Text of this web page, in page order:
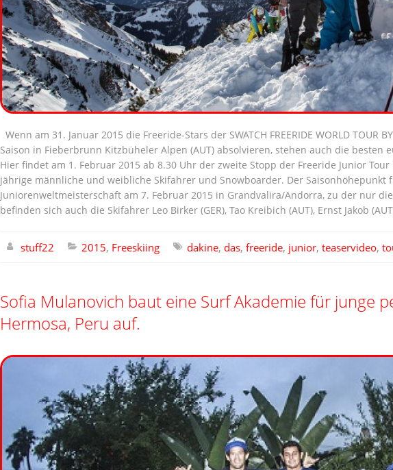
Wenn am 31. Januar 2015 die Freeride-Stars der SWATCH FREERIDE WORLD TOUR
Saison in Fieberbrunn Kitzbüheler Alpen (AUT) absolvieren, stehen auch die besten
Hier findet am 1. Februar 2015 ab 8.30 Uhr der zweite Stopp der Freeride Junior Tour
jährige männliche und weibliche Skifahrer und Snowboarder. Der
Juniorenweltmeisterschaft am 7. Februar 2015 in Grandvalira/Andorra, zu der nur
befinden sich auch die Skifahrer Leo Birker (GER), Tao Kreibich (AUT), Ernst Jakob
stuff22 2015, Freeskiing dakine, das, freeride, junior, teaservideo,
Sofia Mulanovich baut eine Surf Akademie für junge
Hermosa, Peru auf.